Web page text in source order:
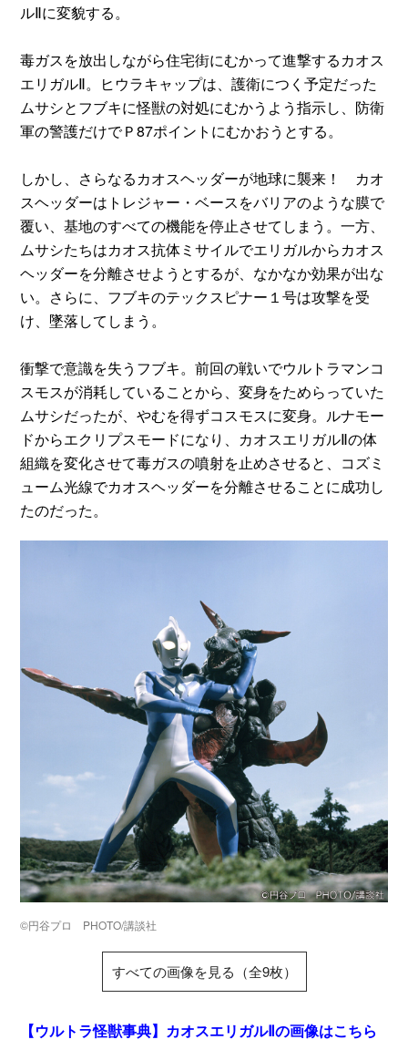
ルⅡに変貌する。
毒ガスを放出しながら住宅街にむかって進撃するカオス
エリガルⅡ。ヒウラキャップは、護衛につく予定だった
ムサシとフブキに怪獣の対処にむかうよう指示し、防衛
軍の警護だけでＰ87ポイントにむかおうとする。
しかし、さらなるカオスヘッダーが地球に襲来！ カオ
スヘッダーはトレジャー・ベースをバリアのような膜で
覆い、基地のすべての機能を停止させてしまう。一方、
ムサシたちはカオス抗体ミサイルでエリガルからカオス
ヘッダーを分離させようとするが、なかなか効果が出な
い。さらに、フブキのテックスピナー１号は攻撃を受
け、墜落してしまう。
衝撃で意識を失うフブキ。前回の戦いでウルトラマンコ
スモスが消耗していることから、変身をためらっていた
ムサシだったが、やむを得ずコスモスに変身。ルナモー
ドからエクリプスモードになり、カオスエリガルⅡの体
組織を変化させて毒ガスの噴射を止めさせると、コズミ
ューム光線でカオスヘッダーを分離させることに成功し
たのだった。
©円谷プロ PHOTO/講談社
すべての画像を見る（全9枚）
【ウルトラ怪獣事典】カオスエリガルⅡの画像はこちら